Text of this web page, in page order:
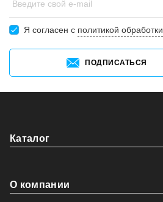
Введите свой e-mail
Я согласен c политикой обработки
ПОДПИСАТЬСЯ
Каталог
О компании